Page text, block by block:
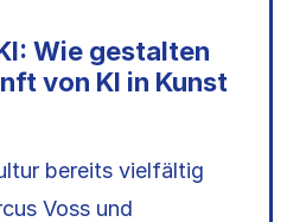
Wie gestalten
von KI in Kunst
bereits vielfältig
Voss und